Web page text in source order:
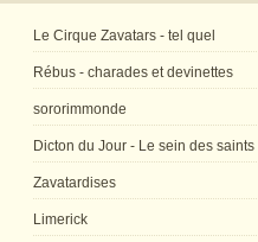
Le Cirque Zavatars - tel quel
Rébus - charades et devinettes
sororimmonde
Dicton du Jour - Le sein des saints
Zavatardises
Limerick